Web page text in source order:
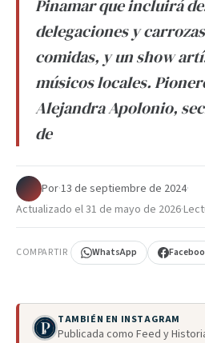
Pinamar que incluirá
delegaciones y
comidas, y un show
músicos locales.
Alejandra Apolonio,
de
Por·13 de septiembre de 2024·
Actualizado el31 de mayo de 2026·
COMPARTIR WhatsApp
TAMBIÉN EN INSTAGRAM
Publicada como Feed y